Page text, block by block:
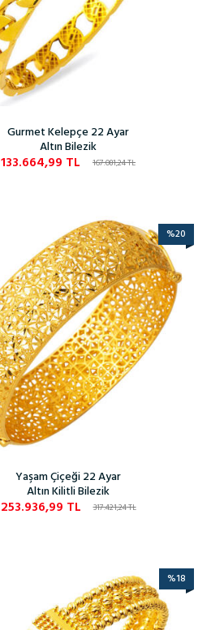
Gurmet Kelepçe 22 Ayar
Altın Bilezik
167.081,24TL
133.664,99 TL
%20
Yaşam Çiçeği 22 Ayar
Altın Kilitli Bilezik
317.421,24TL
253.936,99 TL
%18